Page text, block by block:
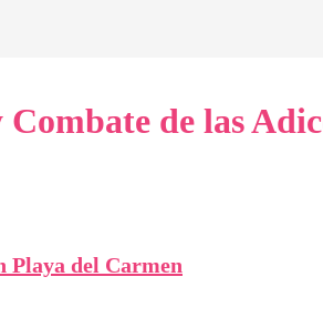
de las
Playa del Carmen